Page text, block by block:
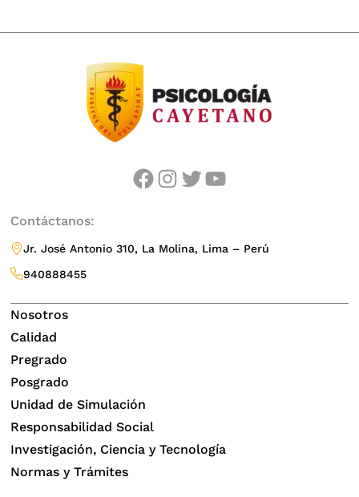
facebook instagram twitter youtube
Contáctanos:
Jr. José Antonio 310, La Molina, Lima – Perú
940888455
Nosotros
Calidad
Pregrado
Posgrado
Unidad de Simulación
Responsabilidad Social
Investigación, Ciencia y Tecnología
Normas y Trámites